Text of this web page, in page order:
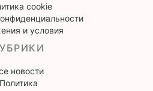
cookie
и условия
новости
Политика